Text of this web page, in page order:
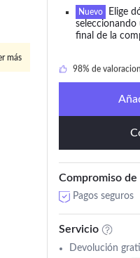
más
Nuevo
Elige
seleccionando
final de la
+999 añadido
+999 lo
98% de
Artículo con
Compromiso de
Pagos seguros
Servicio
Devolución